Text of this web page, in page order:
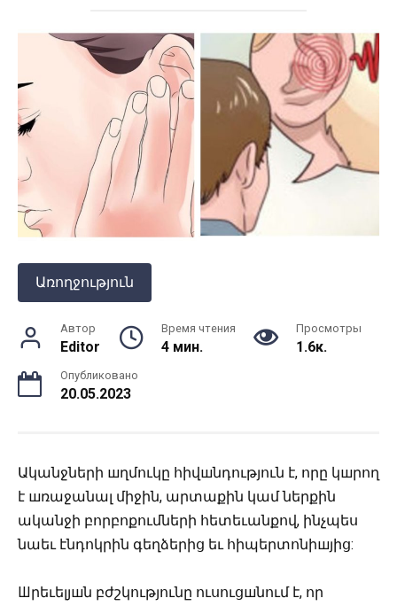
Առողջություն
Автор
Editor
Время чтения
4 мин.
Просмотры
1.6к.
Опубликовано
20.05.2023
Ականջների шղմուկը հիվшնդություն է, որը կшրող
է шռաջանալ միջին, արտաքին կամ ներքին
ականջի բորբոքումների հետեւանքով, ինչպես
նաեւ էնդոկրին գեղձերից եւ հիպերտոնիшյից:
Шրեւելյшն բժշկությունը ուսուցшնում է, որ